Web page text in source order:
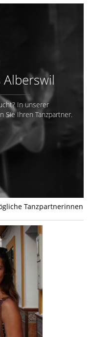
In unserer
Sie Ihren Tanzpartner.
Tanzpartnerinnen